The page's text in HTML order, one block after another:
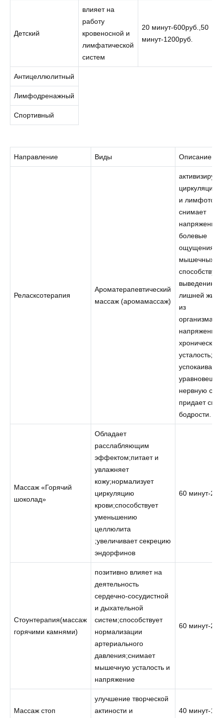
Детский
влияет на
работу
кровеносной и
лимфатической
систем
20 минут-600руб.,50
минут-1200руб.
Антицеллюлитный
Лимфодренажный
Спортивный
Направление Виды Описание
Реласксотерапия
Ароматерапевтический
массаж (аромамассаж)
активизирует
циркуляцию
и лимфоток;
снимает
напряжение
болевые
ощущения в
мышечных
способствует
выведению
лишней
из
напряжение
хроническую
усталость;
успокаивает
нервную
придает сил
бодрости.
Массаж «Горячий
шоколад»
Обладает
расслабляющим
эффектом;питает и
увлажняет
кожу;нормализует
циркуляцию
крови;способствует
уменьшению
целлюлита
;увеличивает секрецию
эндорфинов
60 минут-
Стоунтерапия(массаж
горячими камнями)
позитивно влияет на
деятельность
сердечно-сосудистной
и дыхательной
систем;способствует
нормализации
артериального
давления;снимает
мышечную усталость и
напряжение
60 минут-
Массаж стоп
улучшение творческой
актиности и
40 минут-